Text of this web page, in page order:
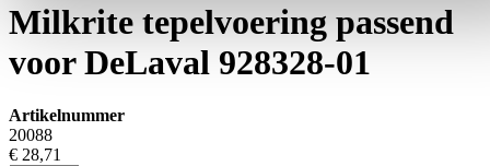
Milkrite tepelvoering passend
voor DeLaval 928328-01
Artikelnummer
20088
€ 28,71